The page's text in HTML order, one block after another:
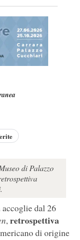
di Palazzo
accoglie dal 26
,retrospettiva
di origine